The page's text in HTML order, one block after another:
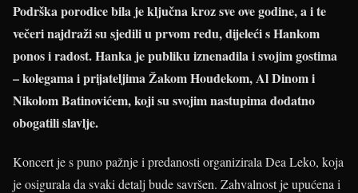
Podrška porodice bila je ključna kroz sve ove godine, a i te
večeri najdraži su sjedili u prvom redu, dijeleći s Hankom
ponos i radost. Hanka je publiku iznenadila i svojim gostima
– kolegama i prijateljima Žakom Houdekom, Al Dinom i
Nikolom Batinovićem, koji su svojim nastupima dodatno
obogatili slavlje.
Koncert je s puno pažnje i predanosti organizirala Dea Leko, koja
je osigurala da svaki detalj bude savršen. Zahvalnost je upućena i